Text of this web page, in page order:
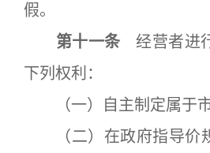
假。
第十一条 经营者进
下列权利：
（一）自主制定属于市
（二）在政府指导价